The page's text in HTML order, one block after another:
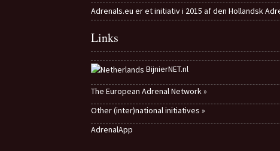
Adrenals.eu er et initiativ i 2015 af den Hollandsk
Links
BijnierNET.nl
The European Adrenal Network »
Other (inter)national initiatives »
AdrenalApp